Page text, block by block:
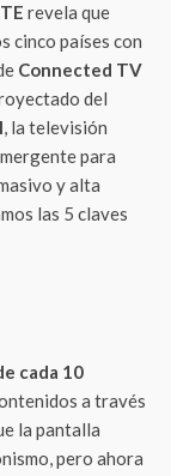
revela que
cinco países con
Connected TV
del
, la televisión
para
y alta
las 5 claves
cada 10
a través
la pantalla
pero ahora